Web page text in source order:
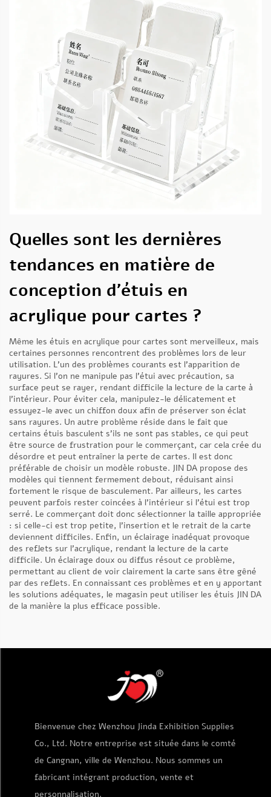
Quelles sont les dernières
tendances en matière de
conception d’étuis en
acrylique pour cartes ?
Même les étuis en acrylique pour cartes sont merveilleux, mais
certaines personnes rencontrent des problèmes lors de leur
utilisation. L’un des problèmes courants est l’apparition de
rayures. Si l’on ne manipule pas l’étui avec précaution, sa
surface peut se rayer, rendant difficile la lecture de la carte à
l’intérieur. Pour éviter cela, manipulez-le délicatement et
essuyez-le avec un chiffon doux afin de préserver son éclat
sans rayures. Un autre problème réside dans le fait que
certains étuis basculent s’ils ne sont pas stables, ce qui peut
être source de frustration pour le commerçant, car cela crée du
désordre et peut entraîner la perte de cartes. Il est donc
préférable de choisir un modèle robuste. JIN DA propose des
modèles qui tiennent fermement debout, réduisant ainsi
fortement le risque de basculement. Par ailleurs, les cartes
peuvent parfois rester coincées à l’intérieur si l’étui est trop
serré. Le commerçant doit donc sélectionner la taille appropriée
: si celle-ci est trop petite, l’insertion et le retrait de la carte
deviennent difficiles. Enfin, un éclairage inadéquat provoque
des reflets sur l’acrylique, rendant la lecture de la carte
difficile. Un éclairage doux ou diffus résout ce problème,
permettant au client de voir clairement la carte sans être gêné
par des reflets. En connaissant ces problèmes et en y apportant
les solutions adéquates, le magasin peut utiliser les étuis JIN DA
de la manière la plus efficace possible.
Bienvenue chez Wenzhou Jinda Exhibition Supplies
Co., Ltd. Notre entreprise est située dans le comté
de Cangnan, ville de Wenzhou. Nous sommes un
fabricant intégrant production, vente et
personnalisation.